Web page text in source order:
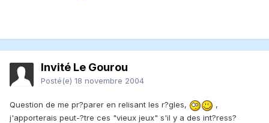
Invité Le Gourou
Posté(e) 18 novembre 2004
Question de me pr?parer en relisant les r?gles,
,
j'apporterais peut-?tre ces "vieux jeux" s'il y a des int?ress?